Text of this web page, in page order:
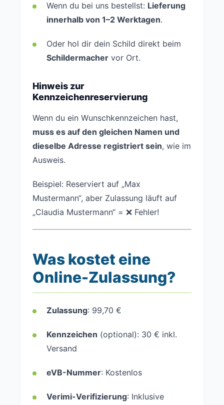
Wenn du bei uns bestellst: Lieferung
innerhalb von 1–2 Werktagen.
Oder hol dir dein Schild direkt beim
Schildermacher vor Ort.
Hinweis zur
Kennzeichenreservierung
Wenn du ein Wunschkennzeichen hast,
muss es auf den gleichen Namen und
dieselbe Adresse registriert sein, wie im
Ausweis.
Beispiel: Reserviert auf „Max
Mustermann“, aber Zulassung läuft auf
„Claudia Mustermann“ = ❌ Fehler!
Was kostet eine
Online-Zulassung?
Zulassung: 99,70 €
Kennzeichen (optional): 30 € inkl.
Versand
eVB-Nummer: Kostenlos
Verimi-Verifizierung: Inklusive